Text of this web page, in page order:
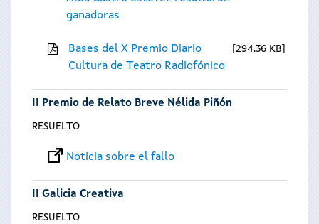
ganadoras
Bases del X Premio Diario
Cultura de Teatro Radiofónico
294.36 KB
II Premio de Relato Breve Nélida Piñón
RESUELTO
Noticia sobre el fallo
II Galicia Creativa
RESUELTO